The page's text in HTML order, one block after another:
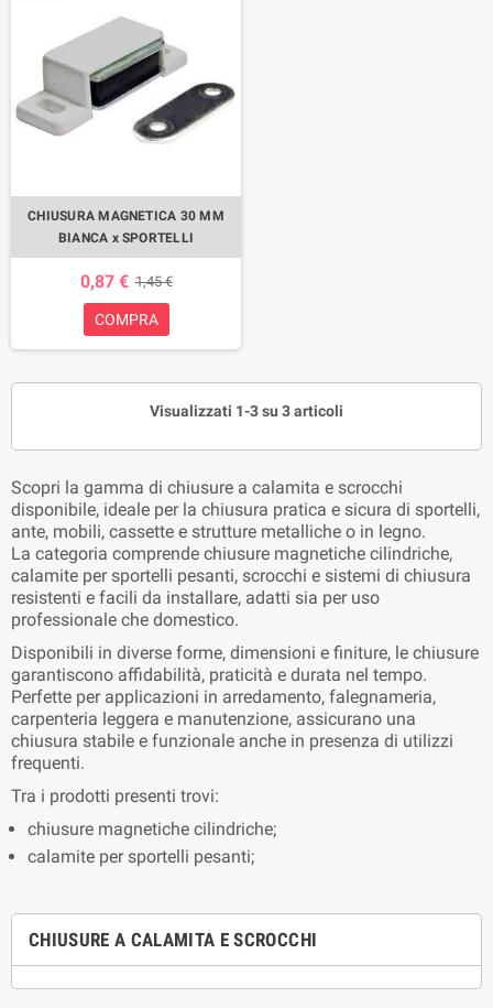
CHIUSURE A CALAMITA E SCROCCHI
CHIUSURA MAGNETICA 30 MM
BIANCA x SPORTELLI
0,87 € 1,45 €
COMPRA
Visualizzati 1-3 su 3 articoli
Scopri la gamma di chiusure a calamita e scrocchi
disponibile, ideale per la chiusura pratica e sicura di sportelli,
ante, mobili, cassette e strutture metalliche o in legno.
La categoria comprende chiusure magnetiche cilindriche,
calamite per sportelli pesanti, scrocchi e sistemi di chiusura
resistenti e facili da installare, adatti sia per uso
professionale che domestico.
Disponibili in diverse forme, dimensioni e finiture, le chiusure
garantiscono affidabilità, praticità e durata nel tempo.
Perfette per applicazioni in arredamento, falegnameria,
carpenteria leggera e manutenzione, assicurano una
chiusura stabile e funzionale anche in presenza di utilizzi
frequenti.
Tra i prodotti presenti trovi:
chiusure magnetiche cilindriche;
calamite per sportelli pesanti;